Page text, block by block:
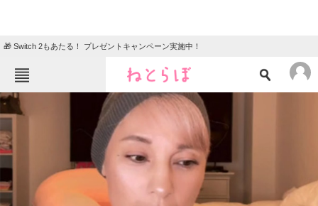
🎁 Switch 2もあたる！ プレゼントキャンペーン実施中！
TOP ニュース
エンタメ クイズ
地域
教育・育児